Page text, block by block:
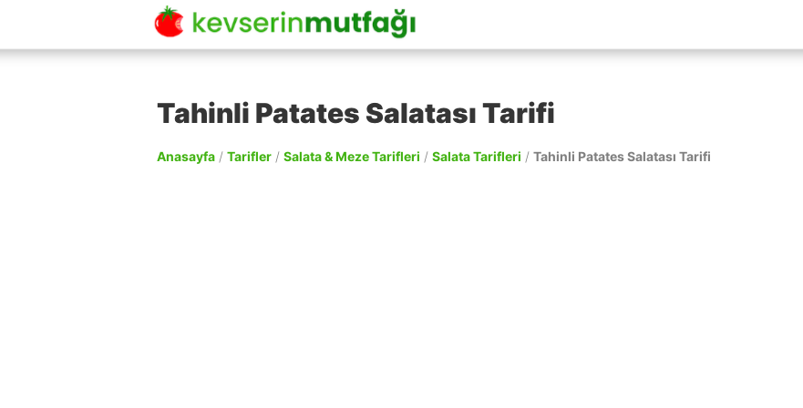
Tahinli Patates Salatası Tarifi
Anasayfa / Tarifler / Salata & Meze Tarifleri / Salata Tarifleri / Tahinli Patates Salatası Tarifi